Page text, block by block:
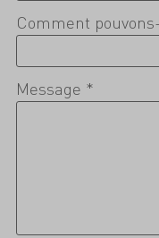
Comment
Message *